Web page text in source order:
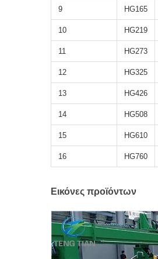
9 HG165
10 HG219
11 HG273
12 HG325
13 HG426
14 HG508
15 HG610
16 HG760
Εικόνες προϊόντων